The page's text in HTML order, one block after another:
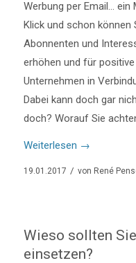
Werbung per Email… ein
Klick und schon können
Abonnenten und
erhöhen und für
Unternehmen in
Dabei kann doch gar
doch? Worauf Sie
Weiterlesen →
19.01.2017 / von René
Wieso sollten
einsetzen?